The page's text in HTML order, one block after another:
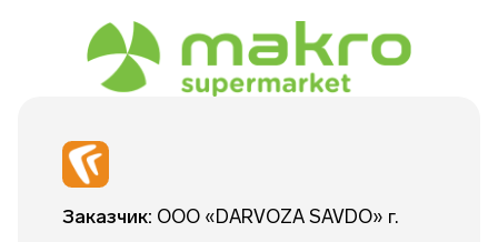
Заказчик: ООО «DARVOZA SAVDO» г.